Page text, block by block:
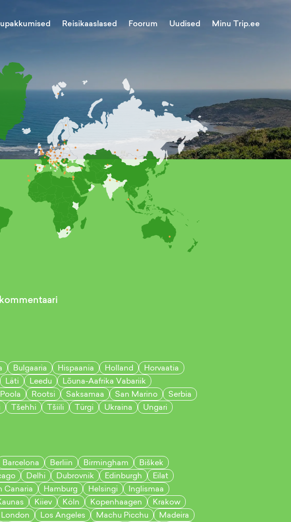
Reisikaaslased Foorum Uudised Minu Trip.ee
kommentaari
Bulgaaria Hispaania Holland
Horvaatia
Läti Leedu
Lõuna-Aafrika Vabariik
Poola Rootsi Saksamaa San Marino
Serbia
Tšehhi Tšiili Türgi Ukraina
Ungari
Barcelona Berliin Birmingham
Biškek
Delhi Dubrovnik Edinburgh
Eilat
Canaria Hamburg Helsingi
Inglismaa
Kiiev Köln Kopenhaagen
Krakow
London Los Angeles Machu Picchu
Madeira